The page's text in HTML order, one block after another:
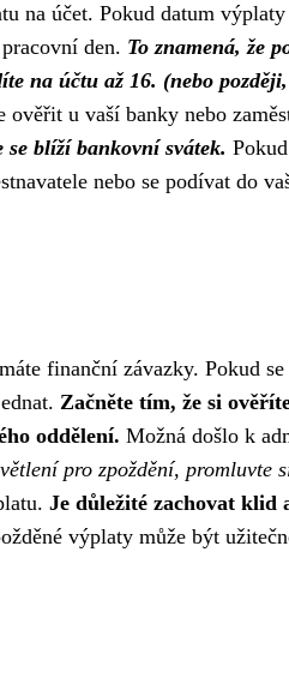
na účet. Pokud datum
den. To znamená, že
na účtu až 16. (nebo
u vaší banky nebo
se blíží bankovní svátek.
nebo se podívat do
finanční závazky. Pokud
Začněte tím, že si
oddělení. Možná došlo k
pro zpoždění, promluvte
Je důležité zachovat klid
výplaty může být